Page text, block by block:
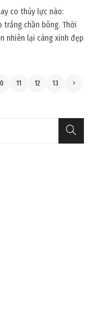
co thủy lực nào:
trắng chần bông. Thời
nhiên lại càng xinh đẹp
11 12 13